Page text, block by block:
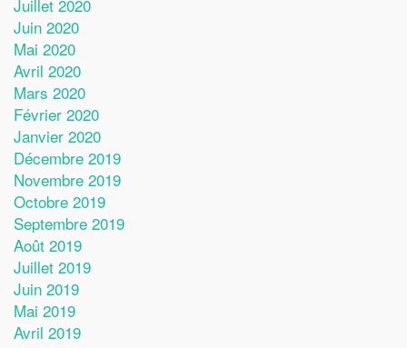
Juillet 2020
Juin 2020
Mai 2020
Avril 2020
Mars 2020
Février 2020
Janvier 2020
Décembre 2019
Novembre 2019
Octobre 2019
Septembre 2019
Août 2019
Juillet 2019
Juin 2019
Mai 2019
Avril 2019